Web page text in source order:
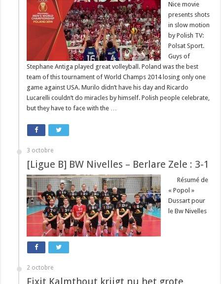
Nice movie
presents shots
in slow motion
by Polish TV:
Polsat Sport.
Guys of
Stephane Antiga played great volleyball. Poland was the best
team of this tournament of World Champs 2014 losing only one
game against USA. Murilo didn’t have his day and Ricardo
Lucarelli couldn’t do miracles by himself. Polish people celebrate,
but they have to face with the …
3 octobre
[Ligue B] BW Nivelles – Berlare Zele : 3-1
Résumé de
« Popol »
Dussart pour
le Bw Nivelles
2 octobre
Fixit Kalmthout krijgt nu het grote